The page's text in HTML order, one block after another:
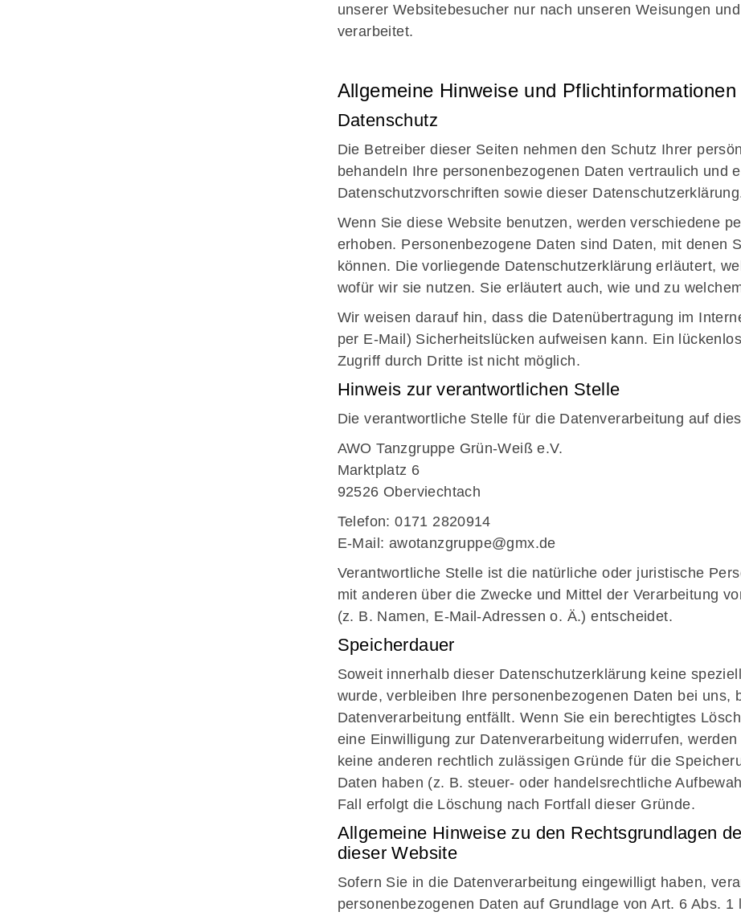
unserer Websitebesucher nur nach unseren Weisungen
verarbeitet.
Allgemeine Hinweise und Pflicht­informationen
Datenschutz
Die Betreiber dieser Seiten nehmen den Schutz Ihrer
behandeln Ihre personenbezogenen Daten vertraulich und
Datenschutzvorschriften sowie dieser
Wenn Sie diese Website benutzen, werden verschiedene
erhoben. Personenbezogene Daten sind Daten, mit denen
können. Die vorliegende Datenschutzerklärung erläutert,
wofür wir sie nutzen. Sie erläutert auch, wie und zu
Wir weisen darauf hin, dass die Datenübertragung im
per E-Mail) Sicherheitslücken aufweisen kann. Ein
Zugriff durch Dritte ist nicht möglich.
Hinweis zur verantwortlichen Stelle
Die verantwortliche Stelle für die Datenverarbeitung auf
AWO Tanzgruppe Grün-Weiß e.V.
Marktplatz 6
92526 Oberviechtach
Telefon: 0171 2820914
E-Mail: awotanzgruppe@gmx.de
Verantwortliche Stelle ist die natürliche oder juristische
mit anderen über die Zwecke und Mittel der Verarbeitung
(z. B. Namen, E-Mail-Adressen o. Ä.) entscheidet.
Speicherdauer
Soweit innerhalb dieser Datenschutzerklärung keine
wurde, verbleiben Ihre personenbezogenen Daten bei uns,
Datenverarbeitung entfällt. Wenn Sie ein berechtigtes
eine Einwilligung zur Datenverarbeitung widerrufen,
keine anderen rechtlich zulässigen Gründe für die
Daten haben (z. B. steuer- oder handelsrechtliche
Fall erfolgt die Löschung nach Fortfall dieser Gründe.
Allgemeine Hinweise zu den Rechtsgrundlagen
dieser Website
Sofern Sie in die Datenverarbeitung eingewilligt haben,
personenbezogenen Daten auf Grundlage von Art. 6 Abs.